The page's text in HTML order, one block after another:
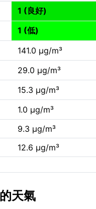
1 (良好)
1 (低)
141.0 µg/m³
29.0 µg/m³
15.3 µg/m³
1.0 µg/m³
9.3 µg/m³
12.6 µg/m³
天氣